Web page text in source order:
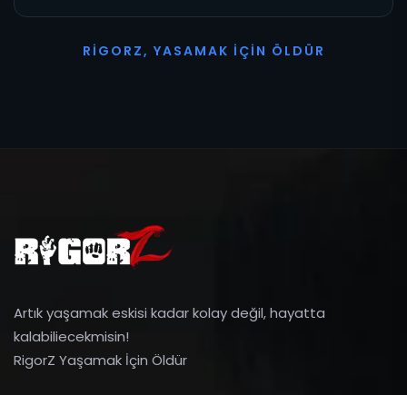
R I G O R Z, YASAMAK İ ÇI N Ö L D Ü R
Artık yaşamak eskisi kadar kolay değil, hayatta
kalabiliecekmisin!
RigorZ Yaşamak İçin Öldür